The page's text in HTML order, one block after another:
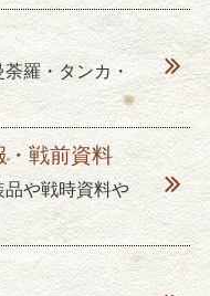
羅・タンカ・
・戦前資料
や戦時資料や